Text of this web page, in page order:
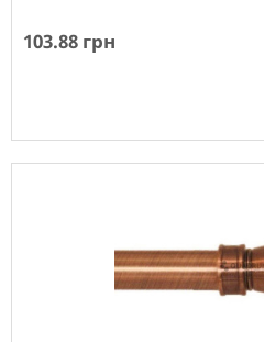
103.88 грн